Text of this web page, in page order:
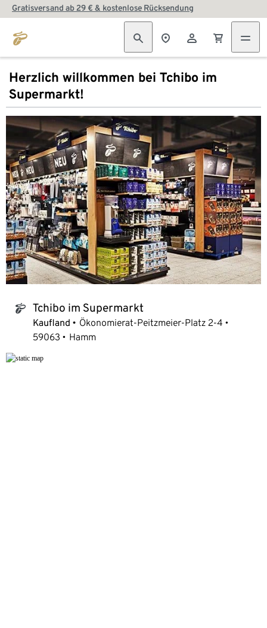
Gratisversand ab 29 € & kostenlose Rücksendung
Herzlich willkommen bei Tchibo im
Supermarkt!
tchibo_logo Tchibo im Supermarkt
Kaufland
Ökonomierat-Peitzmeier-Platz 2-4
59063
Hamm